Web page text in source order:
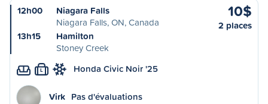
12h00
Niagara Falls
Niagara Falls, ON, Canada
13h15
Hamilton
Stoney Creek
10$
2 places
L Honda Civic Noir '25
Virk Pas d'évaluations